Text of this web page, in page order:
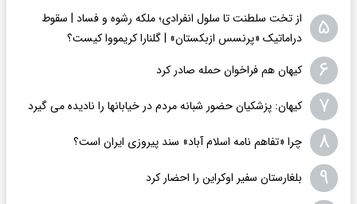
۵
از تخت سلطنت تا سلول انفرادی؛ ملکه رشوه و فساد | سقوط
دراماتیک «پرنسس ازبکستان» | گلنارا کریمووا کیست؟
۶ کیهان هم فراخوان حمله صادر کرد
۷ کیهان: پزشکیان حضور شبانه مردم در خیابانها را نادیده می گیرد
۸ چرا «تفاهم نامه اسلام آباد» سند پیروزی ایران است؟
۹ بلغارستان سفیر اوکراین را احضار کرد